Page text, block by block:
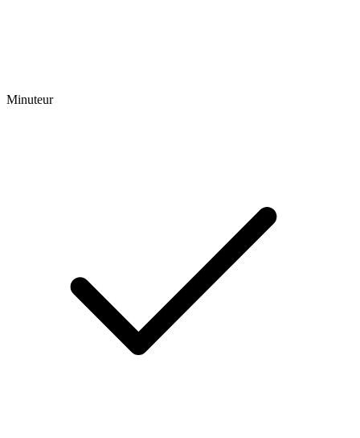
Minuteur